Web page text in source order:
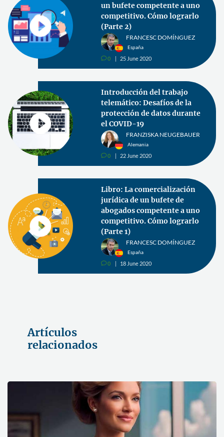
un bufete competente a uno
competitivo. Cómo lograrlo
(Parte 2)
FRANCESC DOMÍNGUEZ
España
v0 25 June 2020
Introducción del trabajo
telemático: Desafíos de la
protección de datos durante
el COVID-19
FRANZISKA NEUGEBAUER
Alemania
v0 22 June 2020
Libro: La comercialización
jurídica de un bufete de
abogados competente a uno
competitivo. Cómo lograrlo
(Parte 1)
FRANCESC DOMÍNGUEZ
España
v0 18 June 2020
Artículos
relacionados